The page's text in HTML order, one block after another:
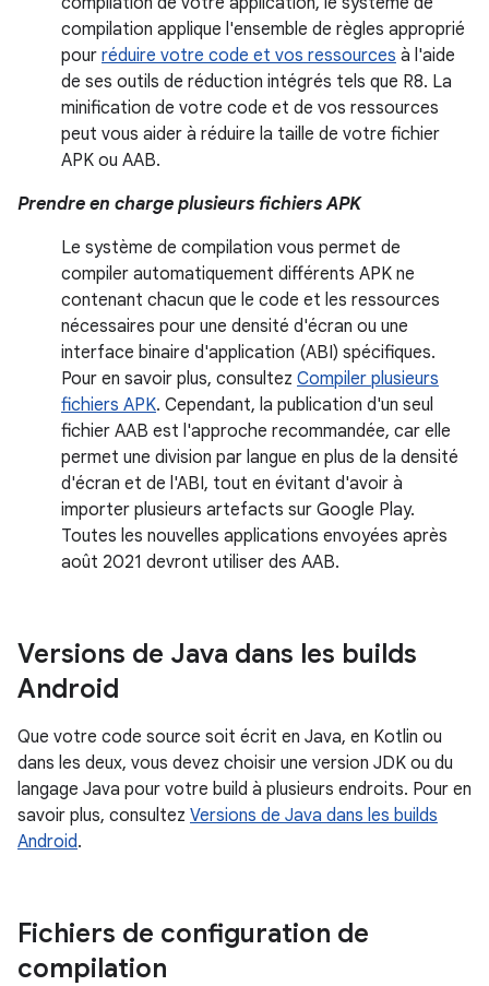
compilation applique l'ensemble de règles approprié
pour réduire votre code et vos ressources à l'aide
de ses outils de réduction intégrés tels que R8. La
minification de votre code et de vos ressources
peut vous aider à réduire la taille de votre fichier
APK ou AAB.
Prendre en charge plusieurs fichiers APK
Le système de compilation vous permet de
compiler automatiquement différents APK ne
contenant chacun que le code et les ressources
nécessaires pour une densité d'écran ou une
interface binaire d'application (ABI) spécifiques.
Pour en savoir plus, consultez Compiler plusieurs
fichiers APK. Cependant, la publication d'un seul
fichier AAB est l'approche recommandée, car elle
permet une division par langue en plus de la densité
d'écran et de l'ABI, tout en évitant d'avoir à
importer plusieurs artefacts sur Google Play.
Toutes les nouvelles applications envoyées après
août 2021 devront utiliser des AAB.
Versions de Java dans les builds
Android
Que votre code source soit écrit en Java, en Kotlin ou
dans les deux, vous devez choisir une version JDK ou du
langage Java pour votre build à plusieurs endroits. Pour en
savoir plus, consultez Versions de Java dans les builds
Android.
Fichiers de configuration de
compilation